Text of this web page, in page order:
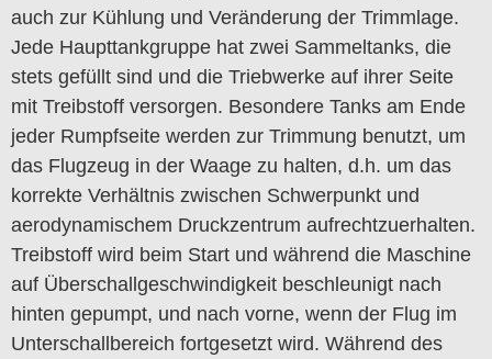
auch zur Kühlung und Veränderung der Trimmlage.
Jede Haupttankgruppe hat zwei Sammeltanks, die
stets gefüllt sind und die Triebwerke auf ihrer Seite
mit Treibstoff versorgen. Besondere Tanks am Ende
jeder Rumpfseite werden zur Trimmung benutzt, um
das Flugzeug in der Waage zu halten, d.h. um das
korrekte Verhältnis zwischen Schwerpunkt und
aerodynamischem Druckzentrum aufrechtzuerhalten.
Treibstoff wird beim Start und während die Maschine
auf Überschallgeschwindigkeit beschleunigt nach
hinten gepumpt, und nach vorne, wenn der Flug im
Unterschallbereich fortgesetzt wird. Während des